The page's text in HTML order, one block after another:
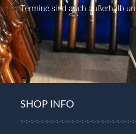
Termine sind auch außerhalb
SHOP INFO